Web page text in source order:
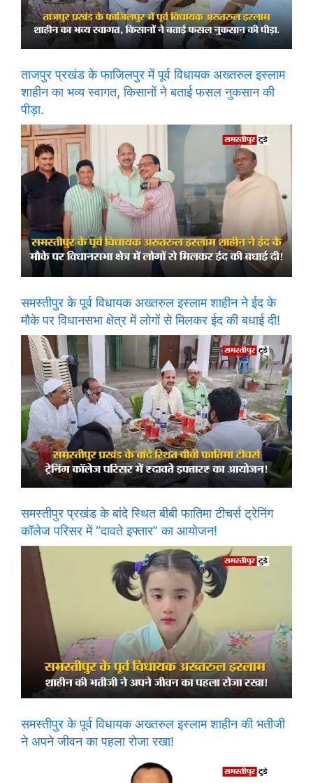
ताजपुर प्रखंड के फाजिलपुर में पूर्व विधायक अख्तरुल इस्लाम
शाहीन का भव्य स्वागत, किसानों ने बताई फसल नुकसान की
पीड़ा.
समस्तीपुर के पूर्व विधायक अख्तरुल इस्लाम शाहीन ने ईद के
मौके पर विधानसभा क्षेत्र में लोगों से मिलकर ईद की बधाई दी!
समस्तीपुर प्रखंड के बांदे स्थित बीबी फातिमा टीचर्स ट्रेनिंग
कॉलेज परिसर में “दावते इफ्तार” का आयोजन!
समस्तीपुर के पूर्व विधायक अख्तरुल इस्लाम शाहीन की भतीजी
ने अपने जीवन का पहला रोजा रखा!